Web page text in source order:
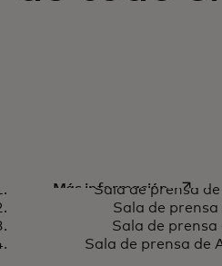
Sala de prensa de
Más informaciónse abre
Sala de prensa
Sala de
Sala de prensa
Sala de prensa de